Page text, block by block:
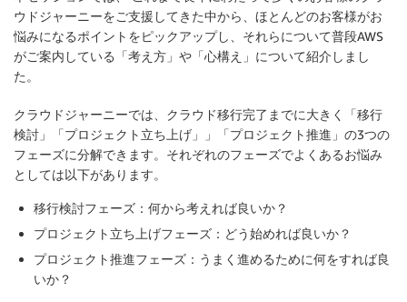
ウドジャーニーをご支援してきた中から、ほとんどのお客様がお
悩みになるポイントをピックアップし、それらについて普段AWS
がご案内している「考え方」や「心構え」について紹介しまし
た。
クラウドジャーニーでは、クラウド移行完了までに大きく「移行
検討」「プロジェクト立ち上げ」」「プロジェクト推進」の3つの
フェーズに分解できます。それぞれのフェーズでよくあるお悩み
としては以下があります。
移行検討フェーズ：何から考えれば良いか？
プロジェクト立ち上げフェーズ：どう始めれば良いか？
プロジェクト推進フェーズ：うまく進めるために何をすれば良
いか？